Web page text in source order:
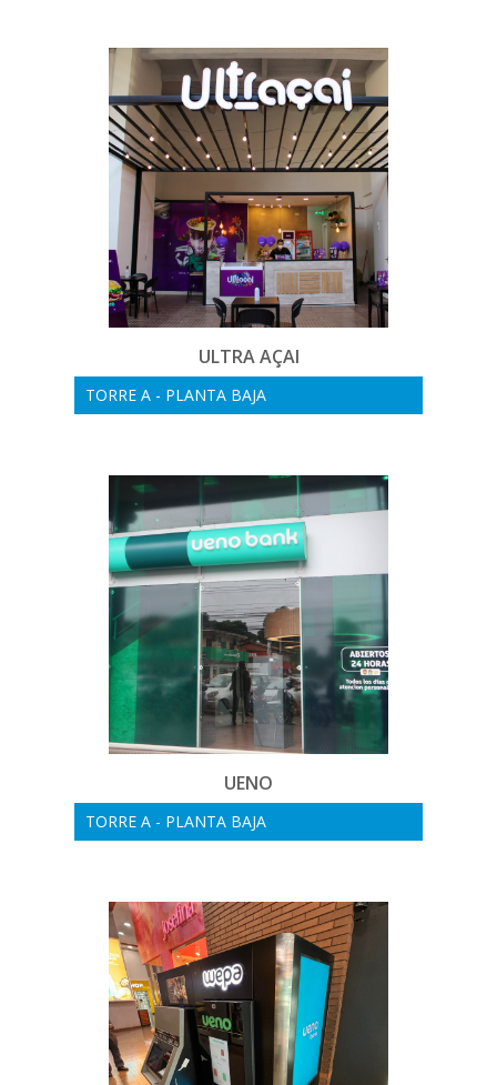
ULTRA AÇAI
TORRE A - PLANTA BAJA
UENO
TORRE A - PLANTA BAJA